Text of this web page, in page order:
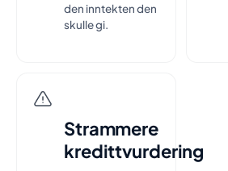
den inntekten den
skulle gi.
Strammere
kredittvurdering